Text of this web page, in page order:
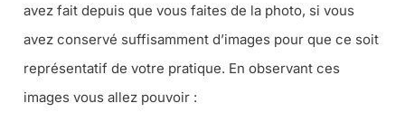
avez fait depuis que vous faites de la photo, si vous
avez conservé suffisamment d’images pour que ce soit
représentatif de votre pratique. En observant ces
images vous allez pouvoir :